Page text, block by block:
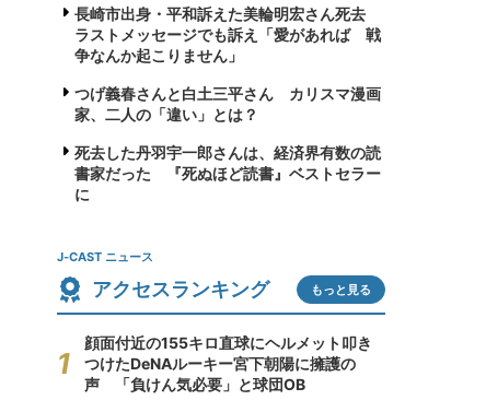
長崎市出身・平和訴えた美輪明宏さん死去
ラストメッセージでも訴え「愛があれば 戦
争なんか起こりません」
つげ義春さんと白土三平さん カリスマ漫画
家、二人の「違い」とは？
死去した丹羽宇一郎さんは、経済界有数の読
書家だった 『死ぬほど読書』ベストセラー
に
J-CAST ニュース
アクセスランキング もっと見る
顔面付近の155キロ直球にヘルメット叩き
つけたDeNAルーキー宮下朝陽に擁護の
声 「負けん気必要」と球団OB